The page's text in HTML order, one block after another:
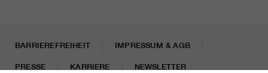
BARRIEREFREIHEIT IMPRESSUM & AGB
PRESSE KARRIERE NEWSLETTER